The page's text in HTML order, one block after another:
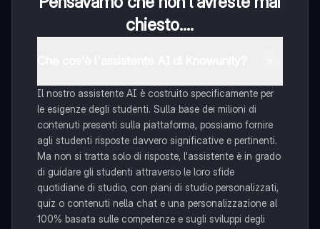
chiesto....
Il nostro assistente AI è costruito specificamente per
le esigenze degli studenti. Sulla base dei milioni di
contenuti presenti sulla piattaforma, possiamo fornire
agli studenti risposte davvero significative e pertinenti.
Ma non si tratta solo di risposte, l'assistente è in grado
di guidare gli studenti attraverso le loro sfide
quotidiane di studio, con piani di studio personalizzati,
quiz o contenuti nella chat e una personalizzazione al
100% basata sulle competenze e sugli sviluppi degli